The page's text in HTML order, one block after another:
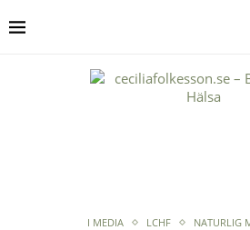
I MEDIA LCHF NATURLIG